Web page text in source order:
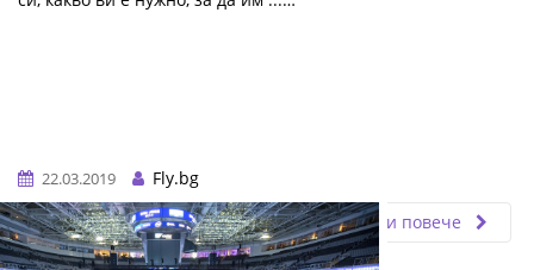
22.03.2019
Fly.bg
Прочети повече